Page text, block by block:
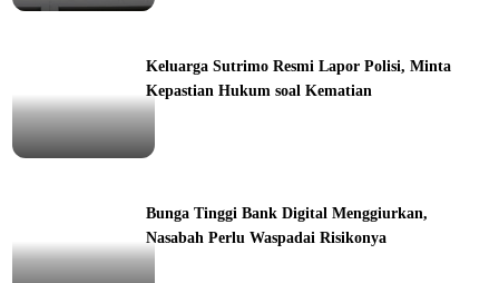
Keluarga Sutrimo Resmi Lapor Polisi, Minta
Kepastian Hukum soal Kematian
Bunga Tinggi Bank Digital Menggiurkan,
Nasabah Perlu Waspadai Risikonya